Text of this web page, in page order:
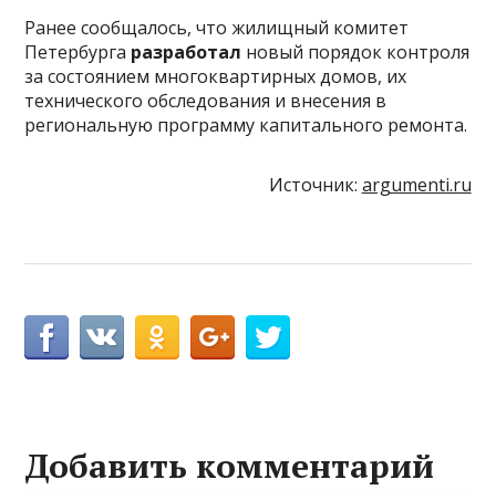
Ранее сообщалось, что жилищный комитет
Петербурга разработал новый порядок контроля
за состоянием многоквартирных домов, их
технического обследования и внесения в
региональную программу капитального ремонта.
Источник: argumenti.ru
Добавить комментарий